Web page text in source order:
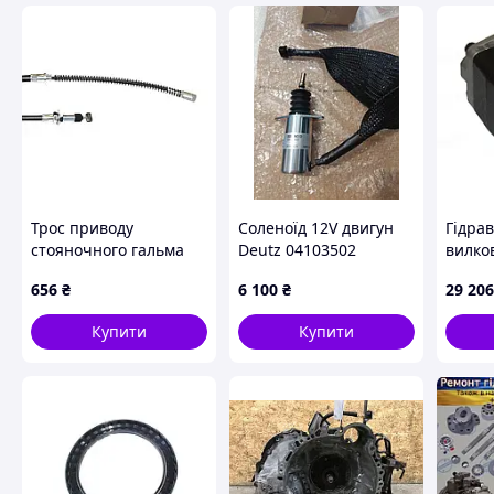
Трос приводу
стояночного гальма
Komatsu 3EA3051180
656 ₴
Купити
Соленоїд 12V двигун
Deutz 04103502
6 100 ₴
Купити
69101-
29 206